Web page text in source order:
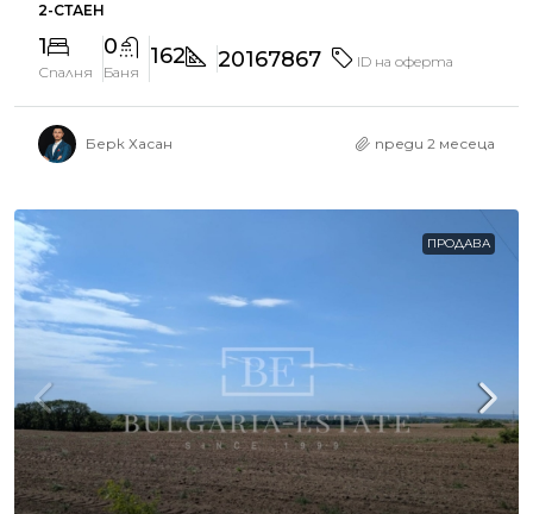
2-СТАЕН
1
Спалня
0
Баня
162 20167867 ID на оферта
Берк Хасан преди 2 месеца
ПРОДАВА